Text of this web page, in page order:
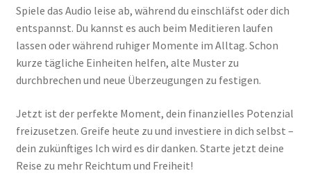
Spiele das Audio leise ab, während du einschläfst oder dich
entspannst. Du kannst es auch beim Meditieren laufen
lassen oder während ruhiger Momente im Alltag. Schon
kurze tägliche Einheiten helfen, alte Muster zu
durchbrechen und neue Überzeugungen zu festigen.
Jetzt ist der perfekte Moment, dein finanzielles Potenzial
freizusetzen. Greife heute zu und investiere in dich selbst –
dein zukünftiges Ich wird es dir danken. Starte jetzt deine
Reise zu mehr Reichtum und Freiheit!